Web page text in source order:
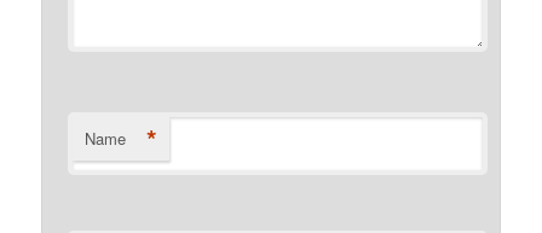
Name *